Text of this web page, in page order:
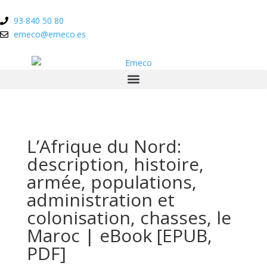
93 840 50 80
emeco@emeco.es
L’Afrique du Nord:
description, histoire,
armée, populations,
administration et
colonisation, chasses, le
Maroc | eBook [EPUB,
PDF]